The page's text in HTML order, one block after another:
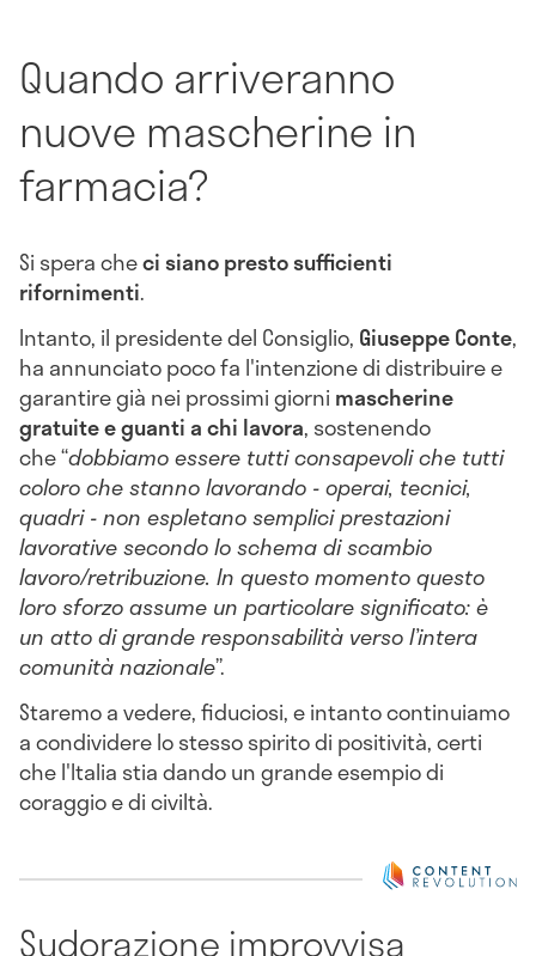
Quando arriveranno
nuove mascherine in
farmacia?
Si spera checi siano presto sufficienti
rifornimenti.
Intanto, il presidente del Consiglio, Giuseppe Conte,
ha annunciato poco fa l'intenzione di distribuire e
garantire già nei prossimi giorni mascherine
gratuite e guanti a chi lavora, sostenendo
che“dobbiamo essere tutti consapevoli che tutti
coloro che stanno lavorando - operai, tecnici,
quadri - non espletano semplici prestazioni
lavorative secondo lo schema di scambio
lavoro/retribuzione. In questo momento questo
loro sforzo assume un particolare significato: è
un atto di grande responsabilità verso l’intera
comunità nazionale”.
Staremo a vedere, fiduciosi, e intanto continuiamo
a condividere lo stesso spirito di positività, certi
che l'Italia stia dando un grande esempio di
coraggio e di civiltà.
Sudorazione improvvisa